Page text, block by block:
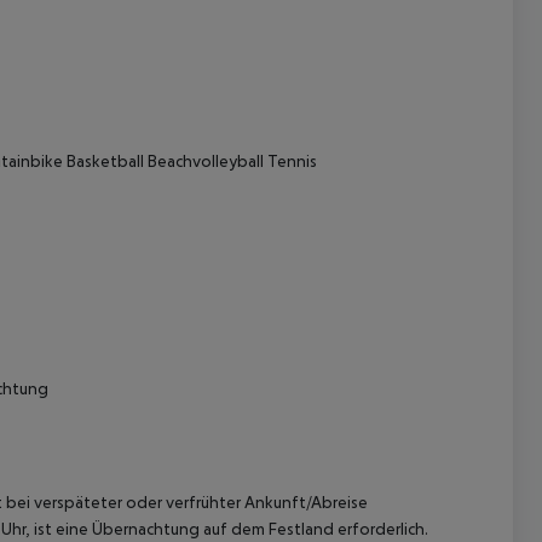
Basketball Beachvolleyball Tennis
bei verspäteter oder verfrühter Ankunft/Abreise
ist eine Übernachtung auf dem Festland erforderlich.